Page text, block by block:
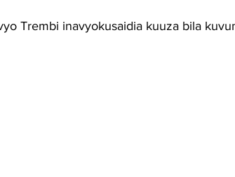
Trembi inavyokusaidia kuuza bila